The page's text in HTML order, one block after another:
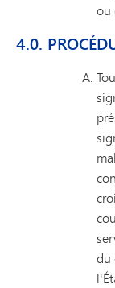
ou
4.0.
du